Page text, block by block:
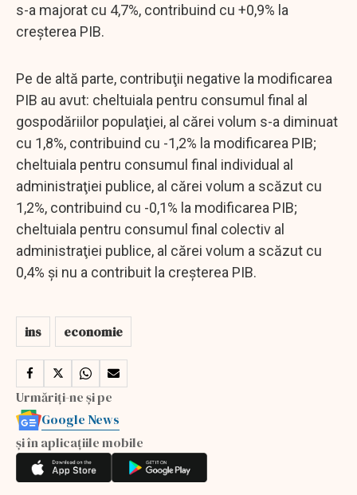
s-a majorat cu 4,7%, contribuind cu +0,9% la
creşterea PIB.
Pe de altă parte, contribuţii negative la modificarea
PIB au avut: cheltuiala pentru consumul final al
gospodăriilor populaţiei, al cărei volum s-a diminuat
cu 1,8%, contribuind cu -1,2% la modificarea PIB;
cheltuiala pentru consumul final individual al
administraţiei publice, al cărei volum a scăzut cu
1,2%, contribuind cu -0,1% la modificarea PIB;
cheltuiala pentru consumul final colectiv al
administraţiei publice, al cărei volum a scăzut cu
0,4% şi nu a contribuit la creşterea PIB.
ins economie
Urmăriți-ne și pe
Google News
și în aplicațiile mobile